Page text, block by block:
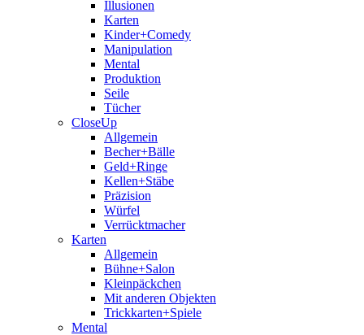
Illusionen
Karten
Kinder+Comedy
Manipulation
Mental
Produktion
Seile
Tücher
CloseUp
Allgemein
Becher+Bälle
Geld+Ringe
Kellen+Stäbe
Präzision
Würfel
Verrücktmacher
Karten
Allgemein
Bühne+Salon
Kleinpäckchen
Mit anderen Objekten
Trickkarten+Spiele
Mental